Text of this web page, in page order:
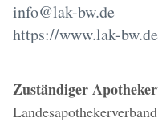
info@lak-bw.de
https://www.lak-bw.de
Zuständiger